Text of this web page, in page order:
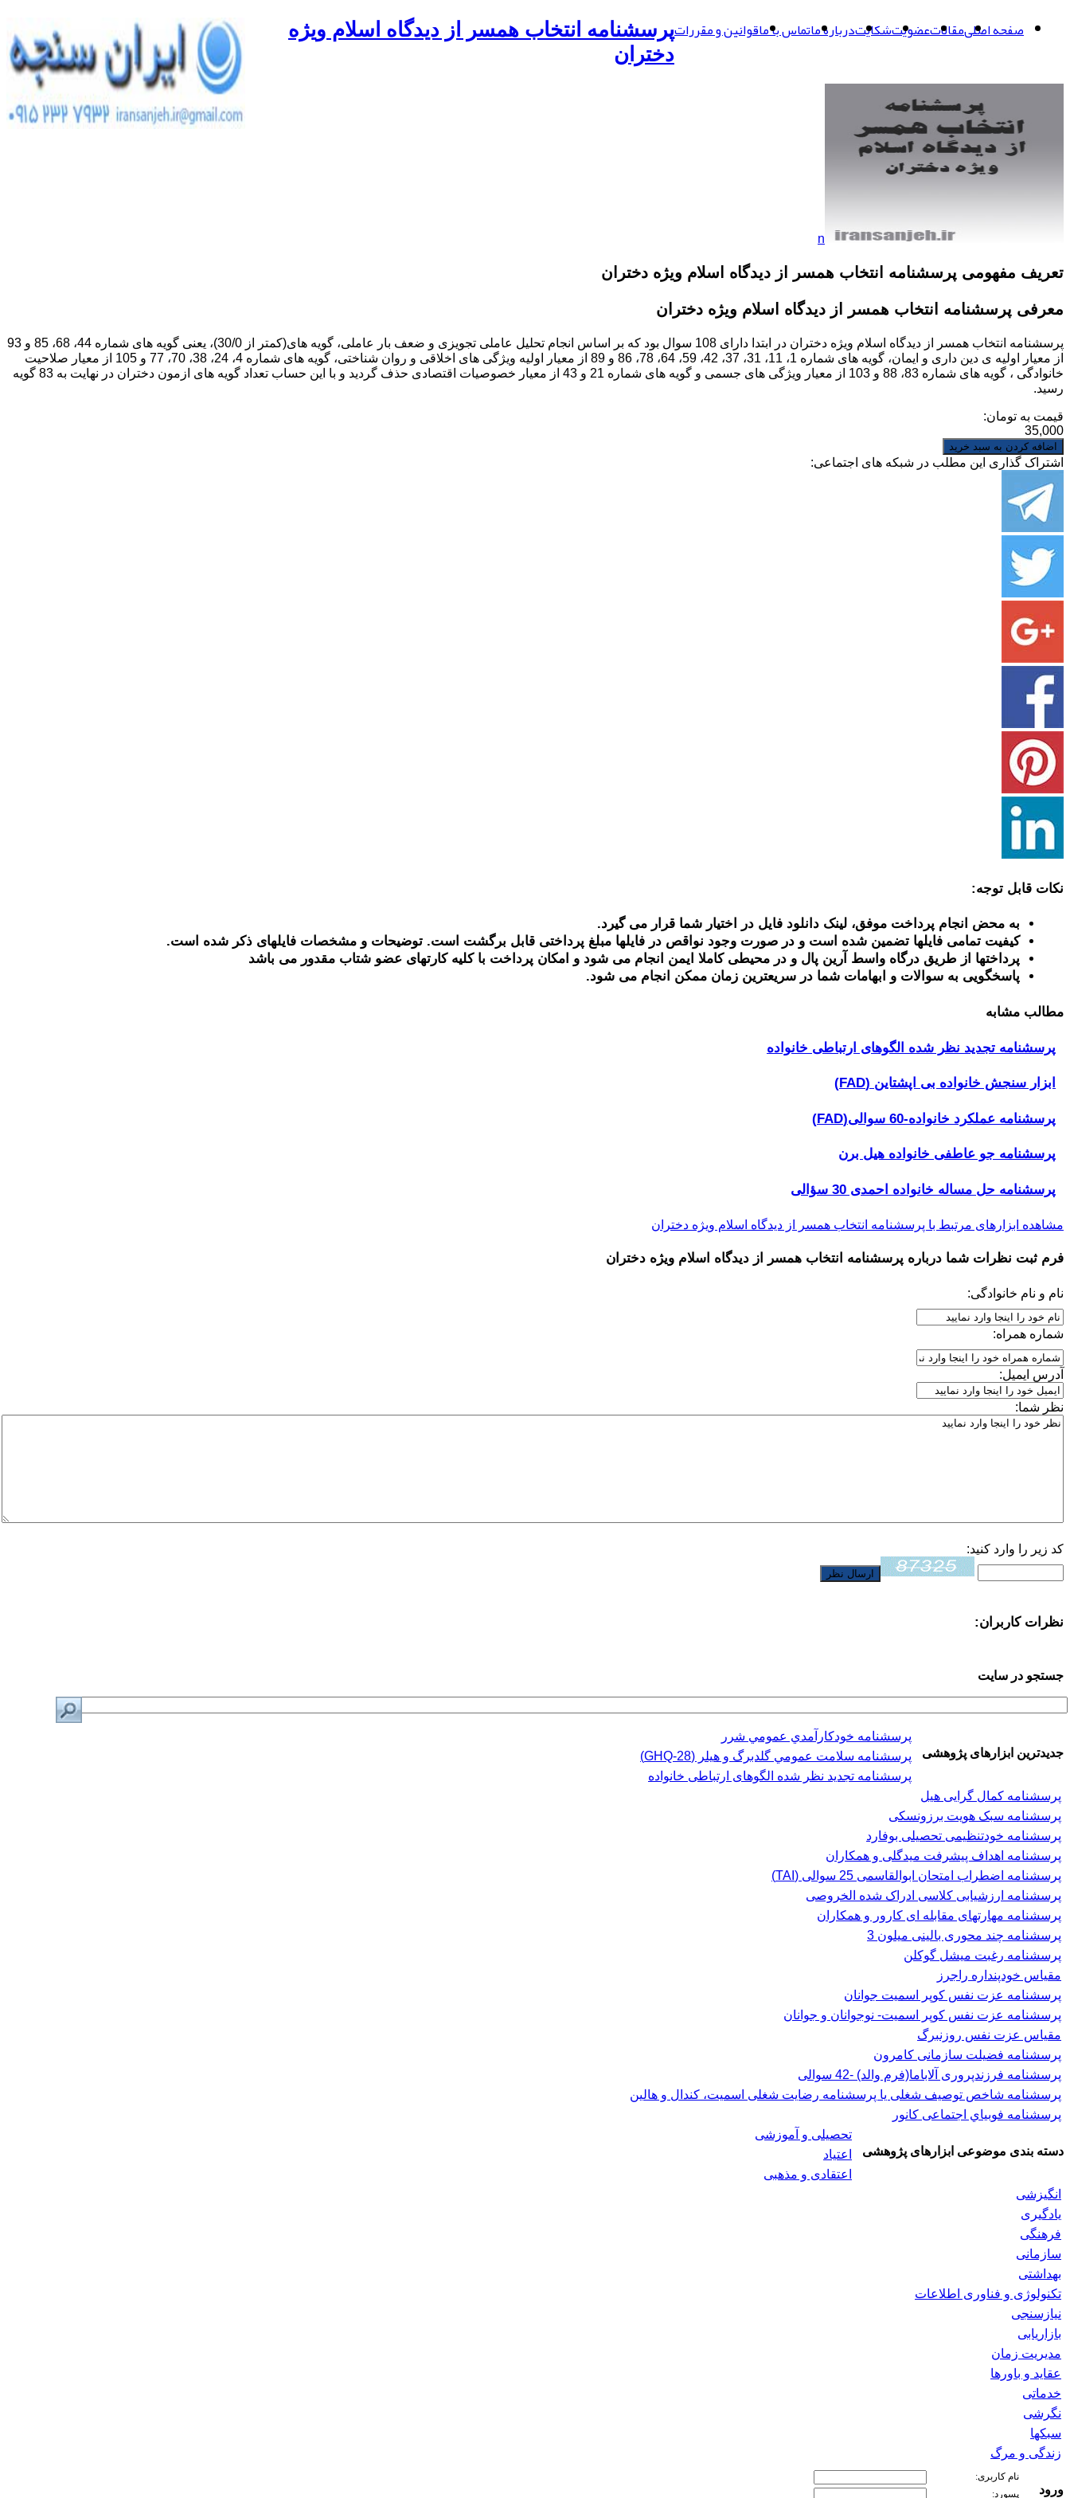
صفحه اصلیمقالاتعضویتشکایتدرباره ماتماس با ماقوانین و مقرراتپرسشنامه انتخاب همسر از دیدگاه اسلام ویژه
دختران
n
تعریف مفهومی پرسشنامه انتخاب همسر از دیدگاه اسلام ویژه دختران
معرفی پرسشنامه انتخاب همسر از دیدگاه اسلام ویژه دختران
پرسشنامه انتخاب همسر از دیدگاه اسلام ویژه دختران در ابتدا دارای 108 سوال بود که بر اساس انجام تحلیل عاملی تجویزی و ضعف بار عاملی، گویه های(کمتر از 30/0)، یعنی گویه های شماره 44، 68، 85 و 93
از معیار اولیه ی دین داری و ایمان، گویه های شماره 1، 11، 31، 37، 42، 59، 64، 78، 86 و 89 از معیار اولیه ویژگی های اخلاقی و روان شناختی، گویه های شماره 4، 24، 38، 70، 77 و 105 از معیار صلاحیت
خانوادگی ، گویه های شماره 83، 88 و 103 از معیار ویژگی های جسمی و گویه های شماره 21 و 43 از معیار خصوصیات اقتصادی حذف گردید و با این حساب تعداد گویه های ازمون دختران در نهایت به 83 گویه
رسید.
قیمت به تومان:
35,000
اشتراک گذاری این مطلب در شبکه های اجتماعی:
نکات قابل توجه:
به محض انجام پرداخت موفق، لینک دانلود فایل در اختیار شما قرار می گیرد.
کیفیت تمامی فایلها تضمین شده است و در صورت وجود نواقص در فایلها مبلغ پرداختی قابل برگشت است. توضیحات و مشخصات فایلهای ذکر شده است.
پرداختها از طریق درگاه واسط آرین پال و در محیطی کاملا ایمن انجام می شود و امکان پرداخت با کلیه کارتهای عضو شتاب مقدور می باشد
پاسخگویی به سوالات و ابهامات شما در سریعترین زمان ممکن انجام می شود.
مطالب مشابه
پرسشنامه تجدید نظر شده الگوهای ارتباطی خانواده
ابزار سنجش خانواده بی اپشتاین (FAD)
پرسشنامه عملکرد خانواده-60 سوالی(FAD)
پرسشنامه جو عاطفی خانواده هیل برن
پرسشنامه حل مساله خانواده احمدی 30 سؤالی
مشاهده ابزارهای مرتبط با پرسشنامه انتخاب همسر از دیدگاه اسلام ویژه دختران
فرم ثبت نظرات شما درباره پرسشنامه انتخاب همسر از دیدگاه اسلام ویژه دختران
نام و نام خانوادگی:
شماره همراه:
آدرس ایمیل:
نظر شما:
کد زیر را وارد کنید:
نظرات کاربران:
جستجو در سایت
جدیدترین ابزارهای پژوهشی
پرسشنامه خودكارآمدي عمومي شرر
پرسشنامه سلامت عمومي گلدبرگ و هیلر (GHQ-28)
پرسشنامه تجدید نظر شده الگوهای ارتباطی خانواده
پرسشنامه کمال گرایی هیل
پرسشنامه سبک هویت برزونسکی
پرسشنامه خودتنظیمی تحصیلی بوفارد
پرسشنامه اهداف پیشرفت میدگلی و همکاران
پرسشنامه اضطراب امتحان ابوالقاسمی 25 سوالی (TAI)
پرسشنامه ارزشیابی کلاسی ادراک شده الخروصی
پرسشنامه مهارتهای مقابله ای کارور و همکاران
پرسشنامه چند محوری بالینی میلون 3
پرسشنامه رغبت ميشل گوكلن
مقیاس خودپنداره راجرز
پرسشنامه عزت نفس كوپر اسميت جوانان
پرسشنامه عزت نفس کوپر اسمیت- نوجوانان و جوانان
مقیاس عزت نفس روزنبرگ
پرسشنامه فضیلت سازمانی کامرون
پرسشنامه فرزندپروری آلاباما(فرم والد) -42 سوالی
پرسشنامه شاخص توصیف شغلی یا پرسشنامه رضایت شغلی اسميت، كندال و هالين
پرسشنامه فوبياي اجتماعی کانور
دسته بندی موضوعی ابزارهای پژوهشی
تحصیلی و آموزشی
اعتیاد
اعتقادی و مذهبی
انگیزشی
یادگیری
فرهنگی
سازمانی
بهداشتی
تکنولوژی و فناوری اطلاعات
نیازسنجی
بازاریابی
مدیریت زمان
عقاید و باورها
خدماتی
نگرشی
سبکها
زندگی و مرگ
ورود
نام کاربری:
پسورد: